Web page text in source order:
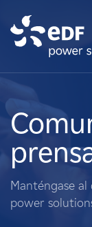
Sobre nosotros
Qué hacemos
Terratenientes
Manténgase al
power